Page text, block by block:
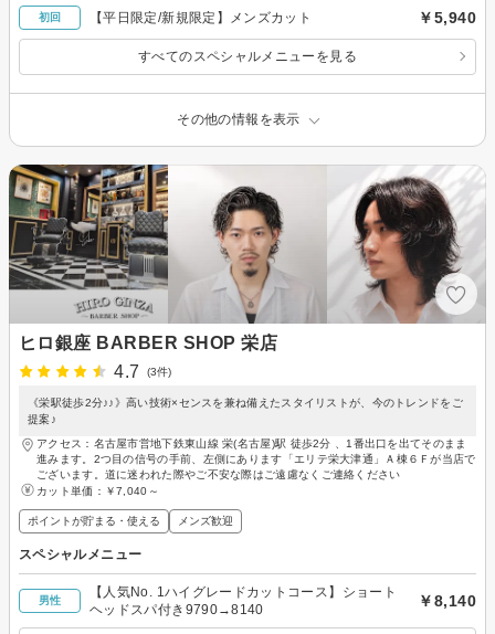
初回 【平日限定/新規限定】メンズカット ￥5,940
すべてのスペシャルメニューを見る
その他の情報を表示
ヒロ銀座 BARBER SHOP 栄店
4.7
(3件)
《栄駅徒歩2分♪♪》高い技術×センスを兼ね備えたスタイリストが、今のトレンドをご
提案♪
アクセス：名古屋市営地下鉄東山線 栄(名古屋)駅 徒歩2分 、1番出口を出てそのまま
進みます。2つ目の信号の手前、左側にあります「エリテ栄大津通」Ａ棟６Ｆが当店で
ございます。道に迷われた際やご不安な際はご遠慮なくご連絡ください
カット単価： ￥7,040～
ポイントが貯まる・使える メンズ歓迎
スペシャルメニュー
男性
【人気No. 1ハイグレードカットコース】ショート
ヘッドスパ付き9790→8140
￥8,140